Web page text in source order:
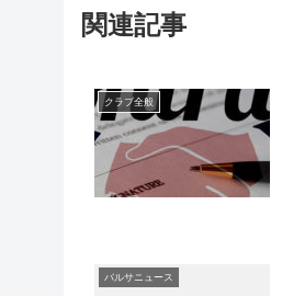
関連記事
クラブ全般
バルサニュース